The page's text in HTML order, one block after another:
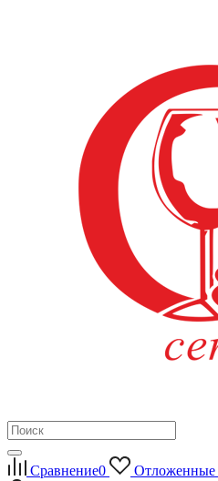
Сравнение0 Отложенные